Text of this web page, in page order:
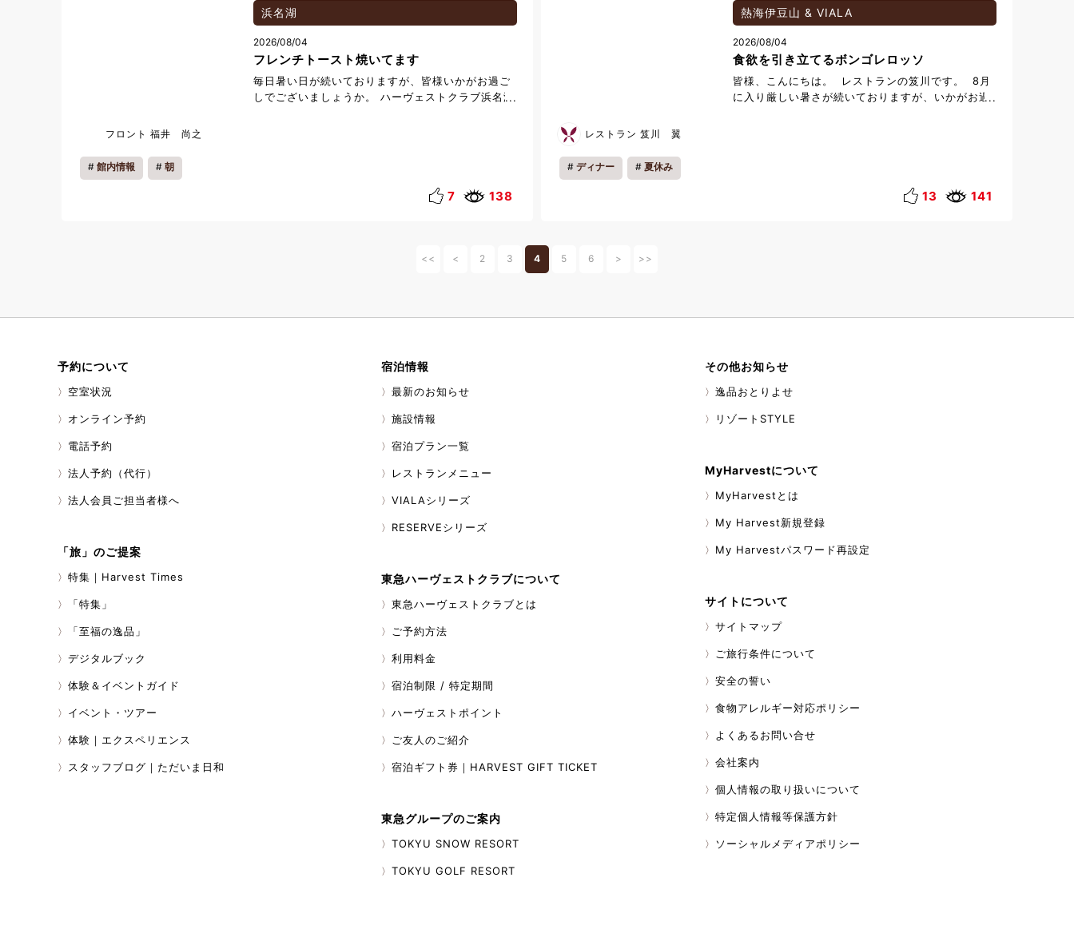
20分です。 住所 和歌山県西牟婁郡白浜町
中1701-3 電話 050-1807-3391 営業時
間 11：30～14：00(L.O.13:30) 定休日
土曜日・日曜日・祝日 駐車場 有り
ではの特別な夏の風景です。 夏の思い出づくり
に、 伊豆の自然とともに、季節のイベントを楽しん
でみてはいかがでしょうか。 伊東観光のあとには、
天城高原の涼しい空気に包まれながら、ゆったりと
したひとときをお過ごしください。 みなさまのお越
しを、心よりお待ちしております。 イベント情報
浜名湖
2026/08/04
フレンチトースト焼いてます
毎日暑い日が続いておりますが、皆様いかがお過ご
しでございましょうか。 ハーヴェストクラブ浜名湖
勤務にもつかせていただいております。 朝食の時間
ンチトーストも召し上がってみてくださいね。
フロント 福井 尚之
館内情報 朝
7 138
熱海伊豆山 & VIALA
2026/08/04
食欲を引き立てるボンゴレロッソ
皆様、こんにちは。 レストランの笈川です。 8月
に入り厳しい暑さが続いておりますが、いかがお過
ッソは赤を意味します。 オリーブオイルでじっく
【場所】 本館ロビー階 【時間】 夕食
レストラン 笈川 翼
ディナー 夏休み
13 141
<< < 2 3 4 5 6 > >>
予約について
空室状況
オンライン予約
電話予約
法人予約（代行）
法人会員ご担当者様へ
「旅」のご提案
特集｜Harvest Times
「特集」
「至福の逸品」
デジタルブック
体験＆イベントガイド
イベント・ツアー
体験｜エクスペリエンス
スタッフブログ｜ただいま日和
宿泊情報
最新のお知らせ
施設情報
宿泊プラン一覧
レストランメニュー
VIALAシリーズ
RESERVEシリーズ
東急ハーヴェストクラブについて
東急ハーヴェストクラブとは
ご予約方法
利用料金
宿泊制限 / 特定期間
ハーヴェストポイント
ご友人のご紹介
宿泊ギフト券｜HARVEST GIFT TICKET
東急グループのご案内
TOKYU SNOW RESORT
TOKYU GOLF RESORT
その他お知らせ
逸品おとりよせ
リゾートSTYLE
MyHarvestについて
MyHarvestとは
My Harvest新規登録
My Harvestパスワード再設定
サイトについて
サイトマップ
ご旅行条件について
安全の誓い
食物アレルギー対応ポリシー
よくあるお問い合せ
会社案内
個人情報の取り扱いについて
特定個人情報等保護方針
ソーシャルメディアポリシー